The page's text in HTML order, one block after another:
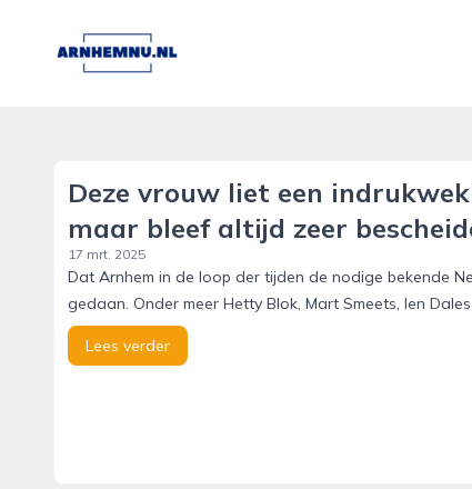
arnhemnu.nl
Deze vrouw liet een
maar bleef altijd zeer
17 mrt. 2025
Dat Arnhem in de loop der tijden de nodige bekende
gedaan. Onder meer Hetty Blok, Mart Smeets, Ien
Lees verder